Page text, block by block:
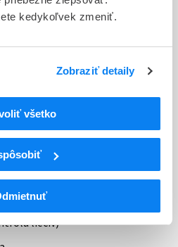
kedykoľvek zmeniť.
Zobraziť detaily
všetko
liečiv)